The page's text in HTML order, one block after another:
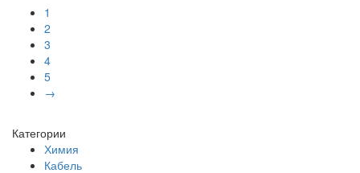
1
2
3
4
5
→
Категории
Химия
Кабель